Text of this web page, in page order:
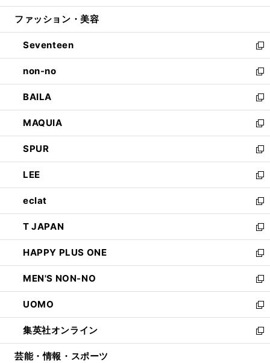
開
ウ
開
く
ン
ウ
で
開
く
ウ
ン
ド
ウ
で
開
く
ファッション・美容
Seventeen
新
し
い
ウ
ィ
ン
ド
ウ
で
開
く
non-no
新
し
い
ウ
ィ
ン
ド
ウ
で
開
く
BAILA
新
し
い
ウ
ィ
ン
ド
ウ
で
開
く
MAQUIA
新
し
い
ウ
ィ
ン
ド
ウ
で
開
く
SPUR
新
し
い
ウ
ィ
ン
ド
ウ
で
開
く
LEE
新
し
い
ウ
ィ
ン
ド
ウ
で
開
く
eclat
新
し
い
ウ
ィ
ン
ド
ウ
で
開
く
T JAPAN
新
し
い
ウ
ィ
ン
ド
ウ
で
開
HAPPY PLUS ONE
新
し
い
ウ
ィ
ン
ド
ウ
MEN'S NON-NO
新
し
い
ウ
ィ
ン
UOMO
新
し
い
ウ
集英社オンライン
新
し
芸能・情報・スポーツ